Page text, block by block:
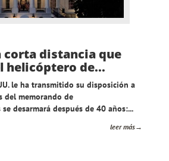
corta distancia que
helicóptero de...
le ha transmitido su disposición a
del memorando de
desarmará después de 40 años:...
leer más